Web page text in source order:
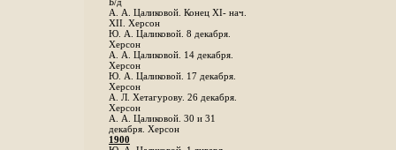
Б/д
А. А. Цаликовой. Конец XI- нач.
XII. Херсон
Ю. А. Цаликовой. 8 декабря.
Херсон
А. А. Цаликовой. 14 декабря.
Херсон
Ю. А. Цаликовой. 17 декабря.
Херсон
А. Л. Хетагурову. 26 декабря.
Херсон
А. А. Цаликовой. 30 и 31
декабря. Херсон
1900